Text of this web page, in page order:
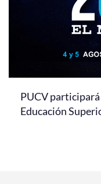
PUCV
Educación